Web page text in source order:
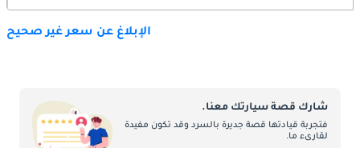
الإبلاغ عن سعر غير صحيح
شارك قصة سيارتك معنا.
فتجربة قيادتها قصة جديرة بالسرد وقد تكون مفيدة
لقارىء ما.